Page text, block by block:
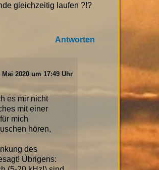
gleichzeitig laufen ?!?
Antworten
Mai 2020 um 17:49 Uhr
es mir nicht
mit einer
mich
hören,
des
Übrigens: